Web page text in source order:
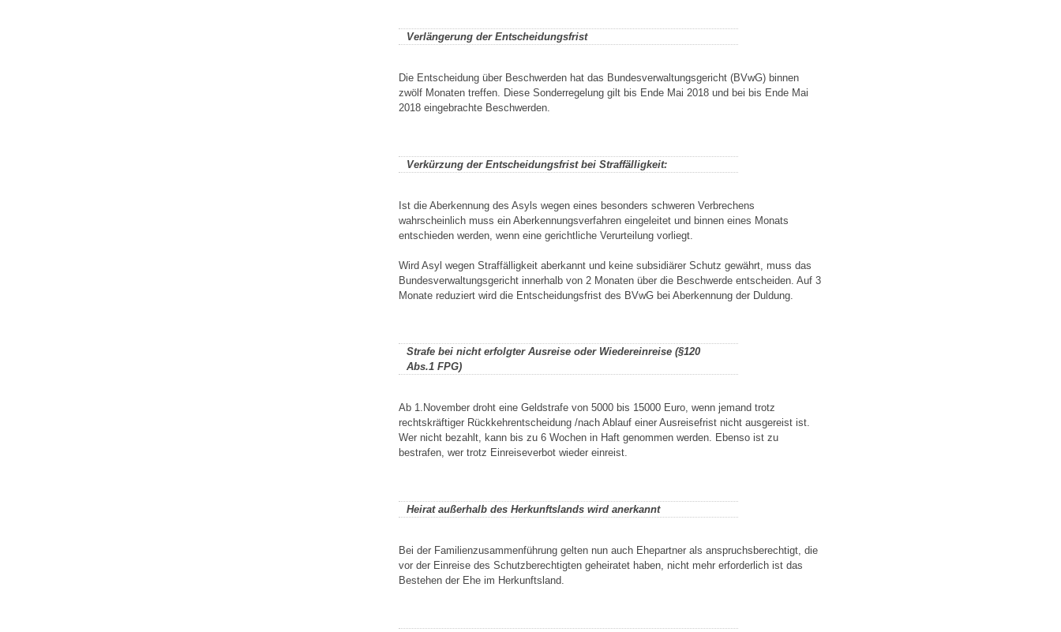
Verlängerung der Entscheidungsfrist
Die Entscheidung über Beschwerden hat das Bundesverwaltungsgericht (BVwG) binnen
zwölf Monaten treffen. Diese Sonderregelung gilt bis Ende Mai 2018 und bei bis Ende Mai
2018 eingebrachte Beschwerden.
Verkürzung der Entscheidungsfrist bei Straffälligkeit:
Ist die Aberkennung des Asyls wegen eines besonders schweren Verbrechens
wahrscheinlich muss ein Aberkennungsverfahren eingeleitet und binnen eines Monats
entschieden werden, wenn eine gerichtliche Verurteilung vorliegt.
Wird Asyl wegen Straffälligkeit aberkannt und keine subsidiärer Schutz gewährt, muss das
Bundesverwaltungsgericht innerhalb von 2 Monaten über die Beschwerde entscheiden. Auf 3
Monate reduziert wird die Entscheidungsfrist des BVwG bei Aberkennung der Duldung.
Strafe bei nicht erfolgter Ausreise oder Wiedereinreise (§120
Abs.1 FPG)
Ab 1.November droht eine Geldstrafe von 5000 bis 15000 Euro, wenn jemand trotz
rechtskräftiger Rückkehrentscheidung /nach Ablauf einer Ausreisefrist nicht ausgereist ist.
Wer nicht bezahlt, kann bis zu 6 Wochen in Haft genommen werden. Ebenso ist zu
bestrafen, wer trotz Einreiseverbot wieder einreist.
Heirat außerhalb des Herkunftslands wird anerkannt
Bei der Familienzusammenführung gelten nun auch Ehepartner als anspruchsberechtigt, die
vor der Einreise des Schutzberechtigten geheiratet haben, nicht mehr erforderlich ist das
Bestehen der Ehe im Herkunftsland.